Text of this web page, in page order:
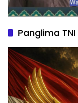
Panglima TNI